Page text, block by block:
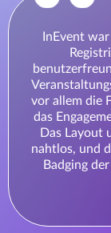
InEvent
vor allem die
das
Das Layout
nahtlos, und
Badging